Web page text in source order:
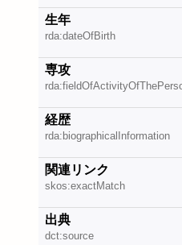
生年
rda:dateOfBirth
専攻
経歴
rda:biographicalInformation
関連リンク
skos:exactMatch
出典
dct:source